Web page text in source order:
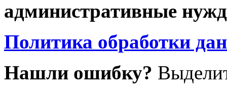
административные
Политика обработки
Нашли ошибку?